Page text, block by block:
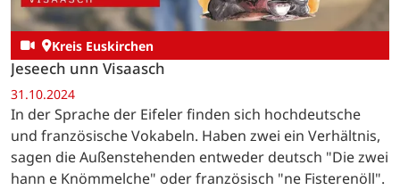
Kreis Euskirchen
Jeseech unn Visaasch
31.10.2024
In der Sprache der Eifeler finden sich hochdeutsche
und französische Vokabeln. Haben zwei ein Verhältnis,
sagen die Außenstehenden entweder deutsch "Die zwei
hann e Knömmelche" oder französisch "ne Fisterenöll".